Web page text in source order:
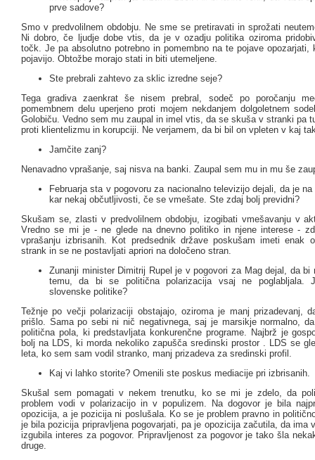
prve sadove?
Smo v predvolilnem obdobju. Ne sme se pretiravati in sprožati
Ni dobro, če ljudje dobe vtis, da je v ozadju politika oziroma
točk. Je pa absolutno potrebno in pomembno na te pojave opozarjati,
pojavijo. Obtožbe morajo stati in biti utemeljene.
Ste prebrali zahtevo za sklic izredne seje?
Tega gradiva zaenkrat še nisem prebral, sodeč po poročanju
pomembnem delu uperjeno proti mojem nekdanjem dolgoletnem
Golobiču. Vedno sem mu zaupal in imel vtis, da se skuša v stranki pa
proti klientelizmu in korupciji. Ne verjamem, da bi bil on vpleten v kaj
Jamčite zanj?
Nenavadno vprašanje, saj nisva na banki. Zaupal sem mu in mu še
Februarja sta v pogovoru za nacionalno televizijo dejali, da je
kar nekaj občutljivosti, če se vmešate. Ste zdaj bolj previdni?
Skušam se, zlasti v predvolilnem obdobju, izogibati vmešavanju v
Vredno se mi je - ne glede na dnevno politiko in njene interese -
vprašanju izbrisanih. Kot predsednik države poskušam imeti enak
strank in se ne postavljati apriori na določeno stran.
Zunanji minister Dimitrij Rupel je v pogovori za Mag dejal, da bi
temu, da bi se politična polarizacija vsaj ne poglabljala.
slovenske politike?
Težnje po večji polarizaciji obstajajo, oziroma je manj prizadevanj,
prišlo. Sama po sebi ni nič negativnega, saj je marsikje normalno,
politična pola, ki predstavljata konkurenčne programe. Najbrž je
bolj na LDS, ki morda nekoliko zapušča sredinski prostor . LDS se
leta, ko sem sam vodil stranko, manj prizadeva za sredinski profil.
Kaj vi lahko storite? Omenili ste poskus mediacije pri izbrisanih.
Skušal sem pomagati v nekem trenutku, ko se mi je zdelo, da
problem vodi v polarizacijo in v populizem. Na dogovor je bila
opozicija, a je pozicija ni poslušala. Ko se je problem pravno in
je bila pozicija pripravljena pogovarjati, pa je opozicija začutila, da ima
izgubila interes za pogovor. Pripravljenost za pogovor je tako šla
druge.